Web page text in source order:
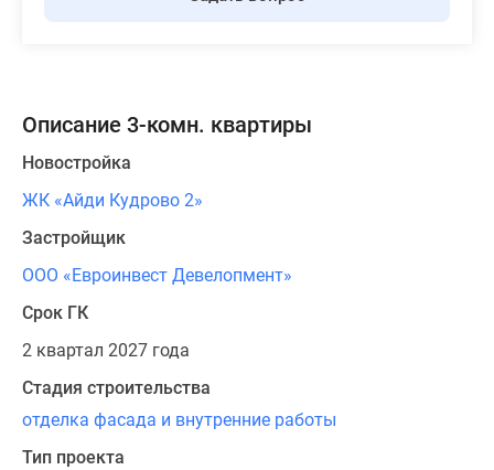
Описание 3-комн. квартиры
Новостройка
ЖК «Айди Кудрово 2»
Застройщик
ООО «Евроинвест Девелопмент»
Срок ГК
2 квартал 2027 года
Стадия строительства
отделка фасада и внутренние работы
Тип проекта